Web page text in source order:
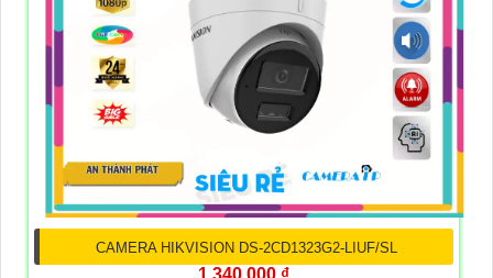
CAMERA HIKVISION DS-2CD1323G2-LIUF/SL
1,340,000 ₫